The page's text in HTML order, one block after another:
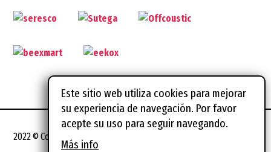
2022 © Coworking Spain Conference
Este sitio web utiliza cookies para mejorar
su experiencia de navegación. Por favor
acepte su uso para seguir navegando.
Más info